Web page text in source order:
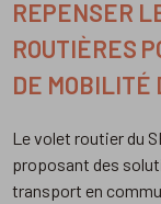
REPENSER
ROUTIÈRES
DE MOBILITÉ
Le volet routier du
proposant des
transport en